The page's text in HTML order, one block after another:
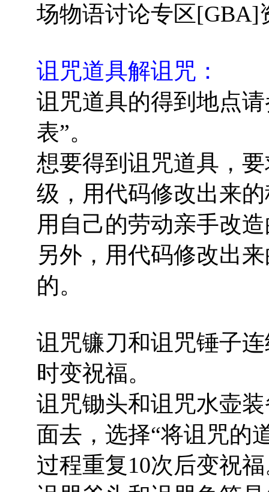
场物语讨论专区[GBA]
诅咒道具解诅咒：
诅咒道具的得到地点
表”。
想要得到诅咒道具，
级，用代码修改出来
用自己的劳动亲手改
另外，用代码修改出
的。
诅咒镰刀和诅咒锤子
时变祝福。
诅咒锄头和诅咒水壶
面去，选择“将诅咒的
过程重复10次后变祝